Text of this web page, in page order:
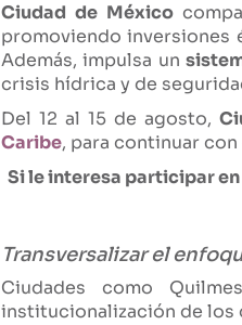
Ciudad de México
promoviendo inversiones
Además, impulsa un
crisis hídrica y de
Del 12 al 15 de agosto,
Caribe, para continuar
Si le interesa participar
Transversalizar el
Ciudades como
institucionalización de los